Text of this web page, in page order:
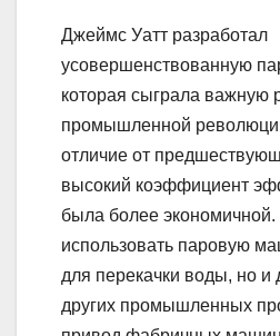
Джеймс Уатт разработал
усовершенствованную
которая сыграла важную
промышленной
отличие от
высокий коэффициент
была более
использовать паровую
для перекачки воды, но и
других промышленных